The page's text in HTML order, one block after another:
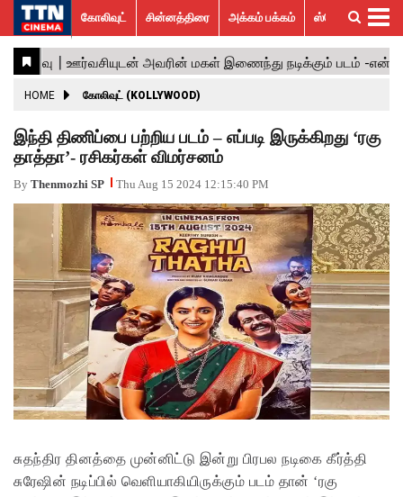
கோலிவுட்
சின்னத்திரை
பாலிவுட்
ஹாலிவுட்
அக்கம்
பக்கம்
ஸ்பெஷல்
ஸ்டோரீஸ்
விமர்சனம்
GALLERY
ACTRESS
ACTORS
MOVIESTILLS
EVENTS
VIDEOS
What’s
Hot
Trending
News
கோலிவுட் சின்னத்திரை அக்கம் பக்கம் ஸ்பெஷல் ஸ்டோரீஸ்
HOME கோலிவுட் (KOLLYWOOD)
இந்தி திணிப்பை பற்றிய படம் – எப்படி இருக்கிறது ‘ரகு
தாத்தா’- ரசிகர்கள் விமர்சனம்
By Thenmozhi SP Thu Aug 15 2024 12:15:40 PM
சுதந்திர தினத்தை முன்னிட்டு இன்று பிரபல நடிகை கீர்த்தி
சுரேஷின் நடிப்பில் வெளியாகியிருக்கும் படம் தான் ‘ரகு